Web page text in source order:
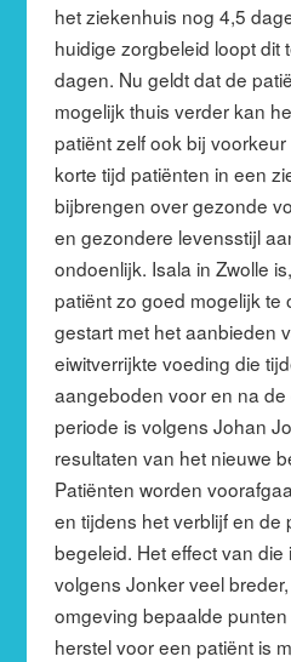
het ziekenhuis nog 4,5
huidige zorgbeleid loopt dit
dagen. Nu geldt dat de
mogelijk thuis verder kan
patiënt zelf ook bij voorkeur
korte tijd patiënten in een
bijbrengen over gezonde
en gezondere levensstijl
ondoenlijk. Isala in Zwolle
patiënt zo goed mogelijk te
gestart met het aanbieden
eiwitverrijkte voeding die
aangeboden voor en na
periode is volgens Johan
resultaten van het nieuwe
Patiënten worden
en tijdens het verblijf en de
begeleid. Het effect van
volgens Jonker veel
omgeving bepaalde punten
herstel voor een patiënt is